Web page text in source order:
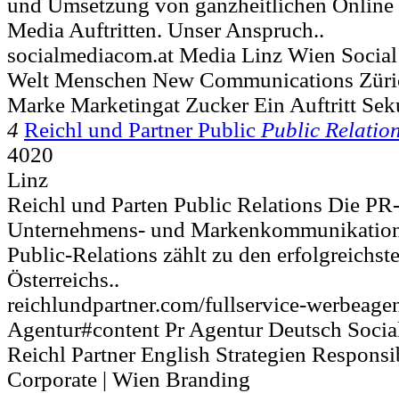
und Umsetzung von ganzheitlichen
Media Auftritten. Unser Anspruch..
socialmediacom.at Media Linz Wien
Welt Menschen New Communications
Marke Marketingat Zucker Ein Auftritt
4 Reichl und Partner Public Public
4020
Linz
Reichl und Parten Public Relations Die
Unternehmens- und
Public-Relations zählt zu den
Österreichs..
reichlundpartner.com/fullservice-
Agentur#content Pr Agentur Deutsch
Reichl Partner English Strategien
Corporate | Wien Branding